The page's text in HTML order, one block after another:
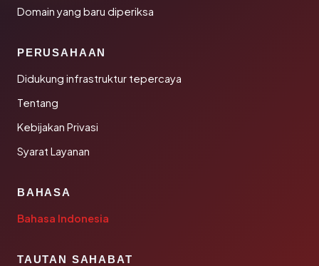
Domain yang baru diperiksa
PERUSAHAAN
Didukung infrastruktur tepercaya
Tentang
Kebijakan Privasi
Syarat Layanan
BAHASA
Bahasa Indonesia
TAUTAN SAHABAT